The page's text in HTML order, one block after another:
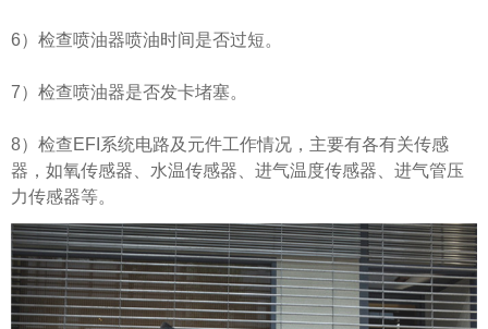
6）检查喷油器喷油时间是否过短。
7）检查喷油器是否发卡堵塞。
8）检查EFI系统电路及元件工作情况，主要有各有关传感
器，如氧传感器、水温传感器、进气温度传感器、进气管压
力传感器等。